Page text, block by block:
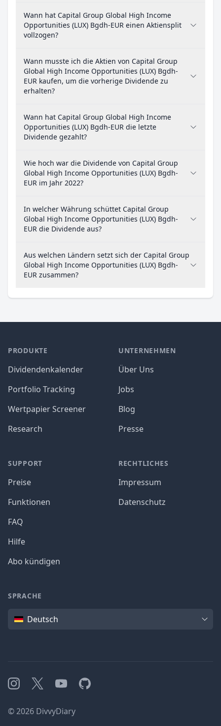
Wann hat Capital Group Global High Income
Opportunities (LUX) Bgdh-EUR einen Aktiensplit
vollzogen?
Wann musste ich die Aktien von Capital Group
Global High Income Opportunities (LUX) Bgdh-
EUR kaufen, um die vorherige Dividende zu
erhalten?
Wann hat Capital Group Global High Income
Opportunities (LUX) Bgdh-EUR die letzte
Dividende gezahlt?
Wie hoch war die Dividende von Capital Group
Global High Income Opportunities (LUX) Bgdh-
EUR im Jahr 2022?
In welcher Währung schüttet Capital Group
Global High Income Opportunities (LUX) Bgdh-
EUR die Dividende aus?
Aus welchen Ländern setzt sich der Capital Group
Global High Income Opportunities (LUX) Bgdh-
EUR zusammen?
PRODUKTE
Dividendenkalender
Portfolio Tracking
Wertpapier Screener
Research
SUPPORT
Preise
Funktionen
FAQ
Hilfe
Abo kündigen
UNTERNEHMEN
Über Uns
Jobs
Blog
Presse
RECHTLICHES
Impressum
Datenschutz
SPRACHE
SpracheDeutsch
Instagram
X YouTubeGitHub
©2026 DivvyDiary